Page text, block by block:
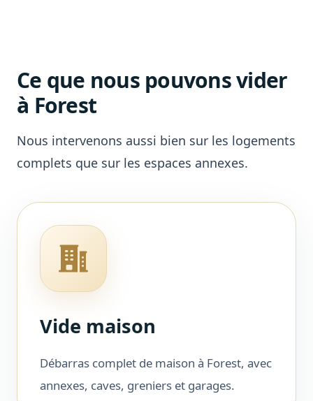
Ce que nous pouvons vider
à Forest
Nous intervenons aussi bien sur les logements
complets que sur les espaces annexes.
Vide maison
Débarras complet de maison à Forest, avec
annexes, caves, greniers et garages.